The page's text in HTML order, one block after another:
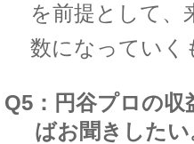
を前提として、
数になっていく
Q5：円谷プロの
ばお聞きしたい